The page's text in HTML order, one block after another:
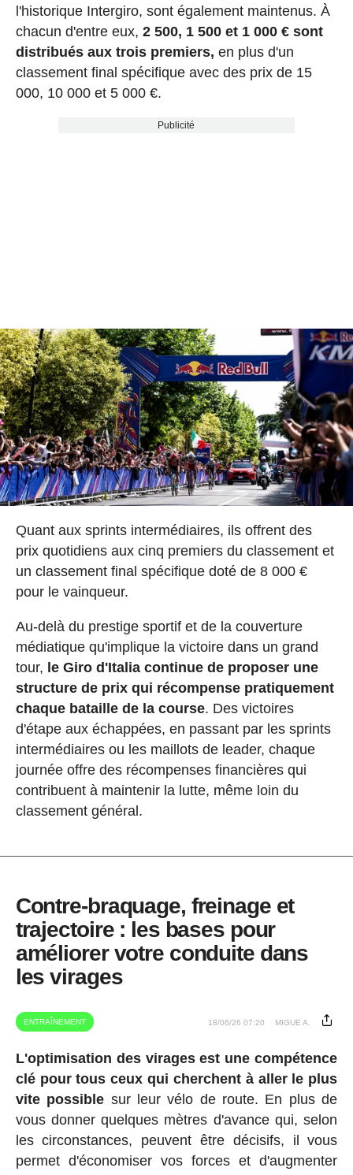
l'historique Intergiro, sont également maintenus. À
chacun d'entre eux, 2 500, 1 500 et 1 000 € sont
distribués aux trois premiers, en plus d'un
classement final spécifique avec des prix de 15
000, 10 000 et 5 000 €.
Publicité
Quant aux sprints intermédiaires, ils offrent des
prix quotidiens aux cinq premiers du classement et
un classement final spécifique doté de 8 000 €
pour le vainqueur.
Au-delà du prestige sportif et de la couverture
médiatique qu'implique la victoire dans un grand
tour, le Giro d'Italia continue de proposer une
structure de prix qui récompense pratiquement
chaque bataille de la course. Des victoires
d'étape aux échappées, en passant par les sprints
intermédiaires ou les maillots de leader, chaque
journée offre des récompenses financières qui
contribuent à maintenir la lutte, même loin du
classement général.
Contre-braquage, freinage et
trajectoire : les bases pour
améliorer votre conduite dans
les virages
ENTRAÎNEMENT 18/06/26 07:20 MIGUE A.
L'optimisation des virages est une compétence
clé pour tous ceux qui cherchent à aller le plus
vite possible sur leur vélo de route. En plus de
vous donner quelques mètres d'avance qui, selon
les circonstances, peuvent être décisifs, il vous
permet d'économiser vos forces et d'augmenter